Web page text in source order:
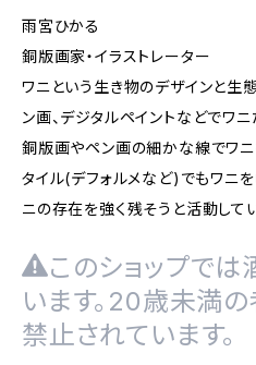
雨宮ひかる
銅版画家・イラストレーター
ワニという生き物のデザインと生
ン画、デジタルペイントなどでワニ
銅版画やペン画の細かな線でワ
タイル(デフォルメなど)でもワニ
ニの存在を強く残そうと活動して
このショップでは
います。20歳未満
禁止されています。